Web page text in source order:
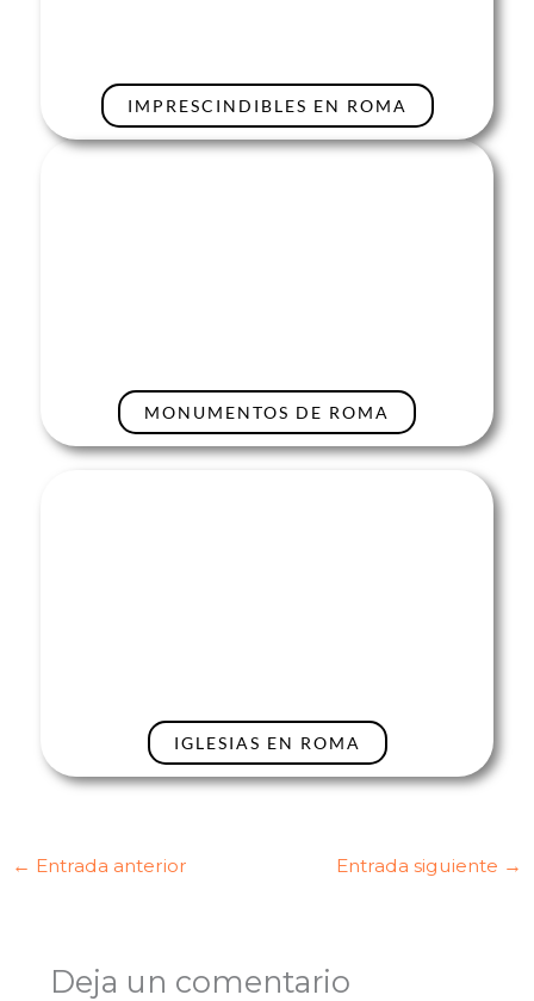
IMPRESCINDIBLES EN ROMA
MONUMENTOS DE ROMA
IGLESIAS EN ROMA
← Entrada anterior Entrada siguiente →
Deja un comentario